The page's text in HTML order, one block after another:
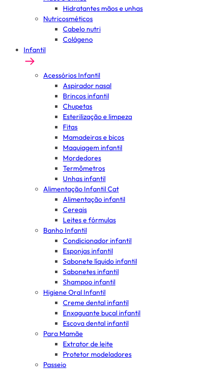
Hidratantes mãos e unhas
Nutricosméticos
Cabelo nutri
Colágeno
Infantil
Acessórios Infantil
Aspirador nasal
Brincos infantil
Chupetas
Esterilização e limpeza
Fitas
Mamadeiras e bicos
Maquiagem infantil
Mordedores
Termômetros
Unhas infantil
Alimentação Infantil Cat
Alimentação infantil
Cereais
Leites e fórmulas
Banho Infantil
Condicionador infantil
Esponjas infantil
Sabonete líquido infantil
Sabonetes infantil
Shampoo infantil
Higiene Oral Infantil
Creme dental infantil
Enxaguante bucal infantil
Escova dental infantil
Para Mamãe
Extrator de leite
Protetor modeladores
Passeio